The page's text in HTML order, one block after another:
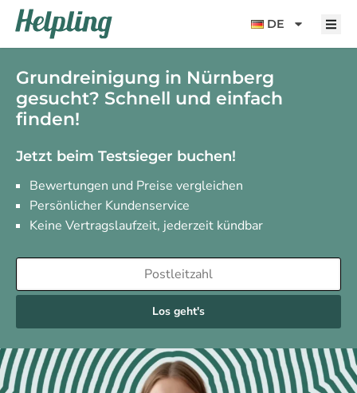
springen
DE
Grundreinigung in Nürnberg
gesucht? Schnell und einfach
finden!
Jetzt beim Testsieger buchen!
Bewertungen und Preise vergleichen
Persönlicher Kundenservice
Keine Vertragslaufzeit, jederzeit kündbar
Los geht's